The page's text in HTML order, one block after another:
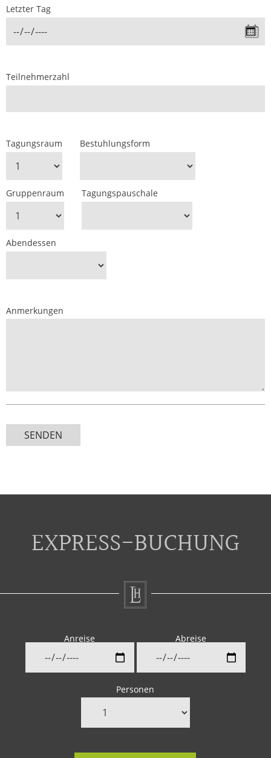
Letzter Tag
Teilnehmerzahl
Tagungsraum Bestuhlungsform
Gruppenraum Tagungspauschale
Abendessen
Anmerkungen
SENDEN
EXPRESS-BUCHUNG
Anreise Abreise
Personen